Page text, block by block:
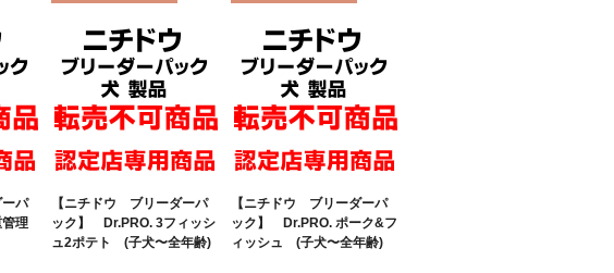
パ
理
【ニチドウ ブリーダーパ
ック】 Dr.PRO. 3フィッシ
ュ2ポテト (子犬〜全年齢)
【ニチドウ ブリーダーパ
ック】 Dr.PRO. ポーク&フ
ィッシュ (子犬〜全年齢)